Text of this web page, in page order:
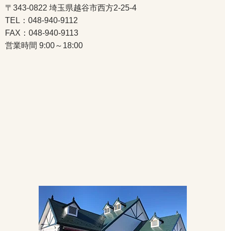
〒343-0822 埼玉県越谷市西方2-25-4
TEL：048-940-9112
FAX：048-940-9113
営業時間 9:00～18:00